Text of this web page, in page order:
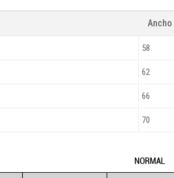
Ancho
58
62
66
70